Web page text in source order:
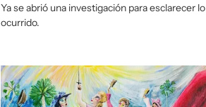
Ya se abrió una investigación para esclarecer lo
ocurrido.